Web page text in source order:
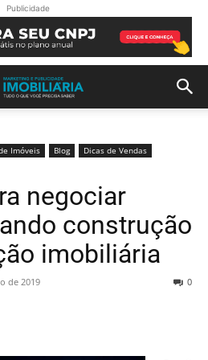
Publicidade
Imóveis Blog
Dicas de Vendas
negociar
construção
imobiliária
de 2019 0